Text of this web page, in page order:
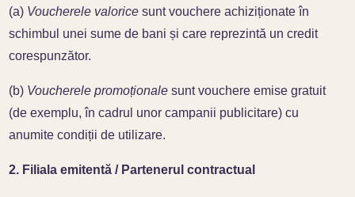
(a) Voucherele valorice sunt vouchere achiziționate în
schimbul unei sume de bani și care reprezintă un credit
corespunzător.
(b) Voucherele promoționale sunt vouchere emise gratuit
(de exemplu, în cadrul unor campanii publicitare) cu
anumite condiții de utilizare.
2. Filiala emitentă / Partenerul contractual